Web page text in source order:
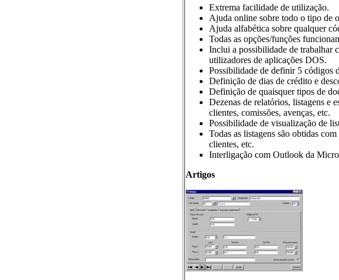
Extrema facilidade de utilização.
Ajuda online sobre todo o tipo de
Ajuda alfabética sobre qualquer
Todas as opções/funções
Inclui a possibilidade de trabalhar
utilizadores de aplicações DOS.
Possibilidade de definir 5 códigos
Definição de dias de crédito e
Definição de quaisquer tipos de
Dezenas de relatórios, listagens e
clientes, comissões, avenças, etc.
Possibilidade de visualização de
Todas as listagens são obtidas
clientes, etc.
Interligação com Outlook da
Artigos